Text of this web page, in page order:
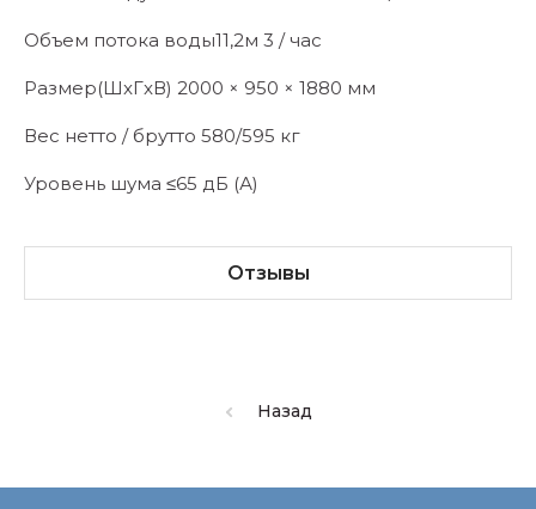
Объем потока воды11,2м 3 / час
Размер(ШxГxВ) 2000 × 950 × 1880 мм
Вес нетто / брутто 580/595 кг
Уровень шума ≤65 дБ (А)
Отзывы
Назад